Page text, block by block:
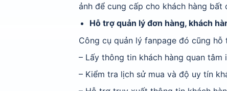
ảnh để cung cấp cho khách hàng bất
Hỗ trợ quản lý đơn hàng, khách
Công cụ quản lý fanpage đó cũng
– Lấy thông tin khách hàng quan tâm
– Kiểm tra lịch sử mua và độ uy tín